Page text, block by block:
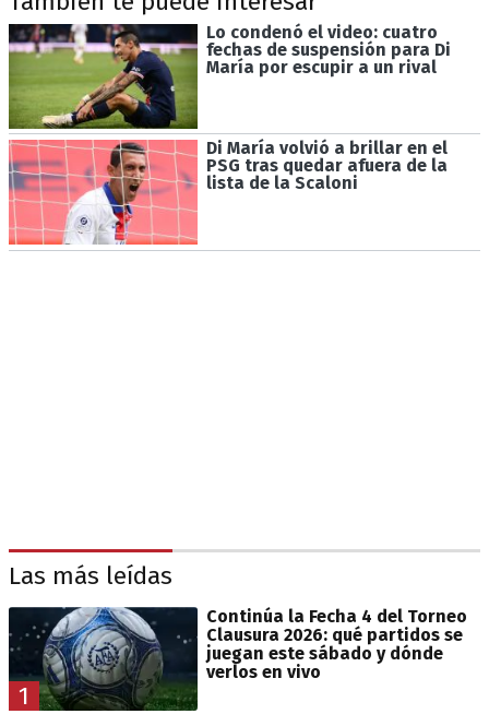
Lo condenó el video: cuatro
fechas de suspensión para Di
María por escupir a un rival
Di María volvió a brillar en el
PSG tras quedar afuera de la
lista de la Scaloni
Las más leídas
1
Continúa la Fecha 4 del Torneo
Clausura 2026: qué partidos se
juegan este sábado y dónde
verlos en vivo